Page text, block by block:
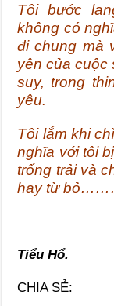
Tôi bước
không có
đi chung mà
yên của cuộc
suy, trong
yêu.
Tôi lắm khi
nghĩa với tôi
trống trải và
hay từ
Tiểu Hổ.
CHIA SẺ: